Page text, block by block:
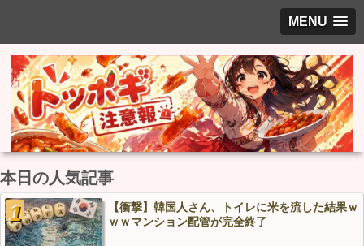
MENU
本日の人気記事
【衝撃】韓国人さん、トイレに米を流した結果ｗ
ｗｗマンション配管が完全終了